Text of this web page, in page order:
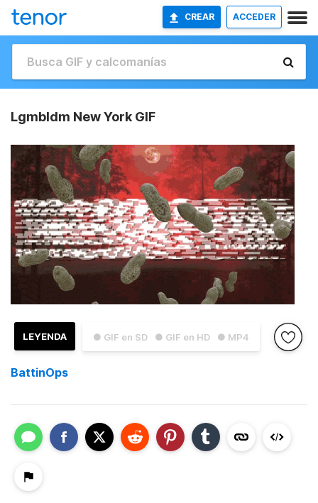
CREAR ACCEDER
Lgmbldm New York GIF
● GIF en SD ● GIF en HD ● MP4
LEYENDA
BattinOps